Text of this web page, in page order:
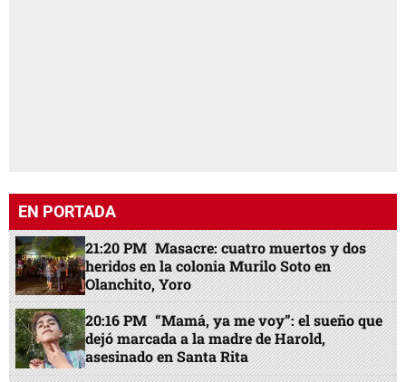
EN PORTADA
21:20 PM Masacre: cuatro muertos y dos
heridos en la colonia Murilo Soto en
Olanchito, Yoro
20:16 PM “Mamá, ya me voy”: el sueño que
dejó marcada a la madre de Harold,
asesinado en Santa Rita